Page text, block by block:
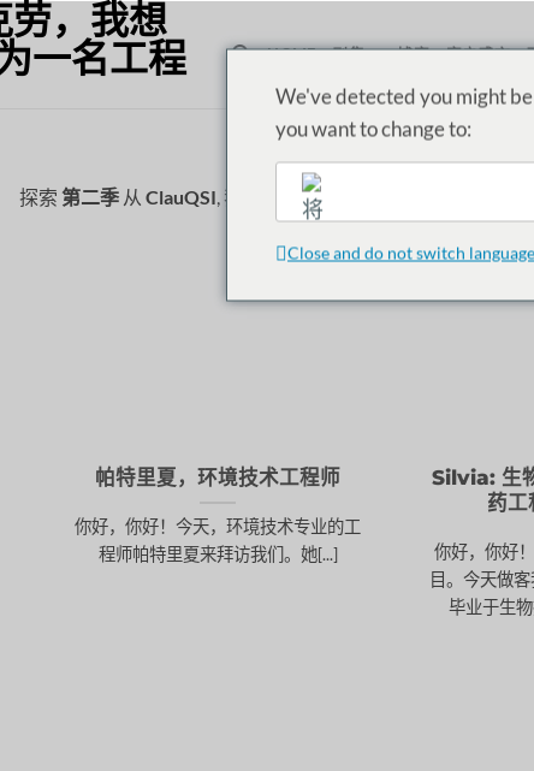
HOME 剧集 博客 客户感言
分
探索 第二季从 ClauQSI, 我们将在播客中探讨在 "世界 "中学
帕特里夏，环境技术工程师
你好，你好！今天，环境技术专业的工
程师帕特里夏来拜访我们。她[...]
Silvia: 生
药工
你好，你好
目。今天做
毕业于生
We've detected you might
you want to change to:
English
Close and do not switch language